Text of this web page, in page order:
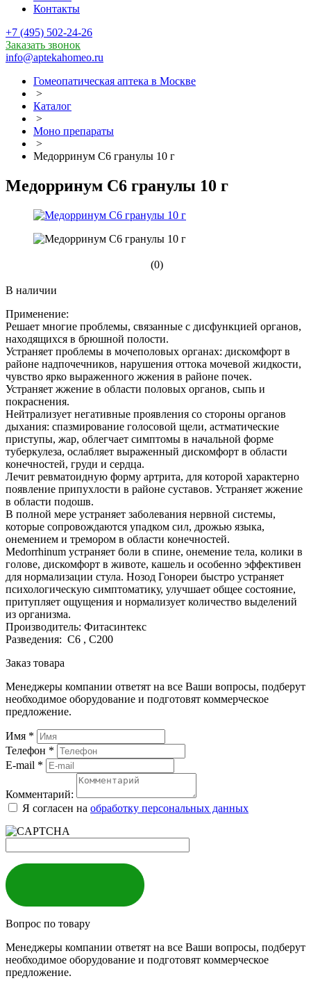
Контакты
+7 (495) 502-24-26
Заказать звонок
info@aptekahomeo.ru
Гомеопатическая аптека в Москве
>
Каталог
>
Моно препараты
>
Медорринум С6 гранулы 10 г
Медорринум С6 гранулы 10 г
(0)
В наличии
Применение:
Решает многие проблемы, связанные с дисфункцией органов,
находящихся в брюшной полости.
Устраняет проблемы в мочеполовых органах: дискомфорт в
районе надпочечников, нарушения оттока мочевой жидкости,
чувство ярко выраженного жжения в районе почек.
Устраняет жжение в области половых органов, сыпь и
покраснения.
Нейтрализует негативные проявления со стороны органов
дыхания: спазмирование голосовой щели, астматические
приступы, жар, облегчает симптомы в начальной форме
туберкулеза, ослабляет выраженный дискомфорт в области
конечностей, груди и сердца.
Лечит ревматоидную форму артрита, для которой характерно
появление припухлости в районе суставов. Устраняет жжение
в области подошв.
В полной мере устраняет заболевания нервной системы,
которые сопровождаются упадком сил, дрожью языка,
онемением и тремором в области конечностей.
Medorrhinum устраняет боли в спине, онемение тела, колики в
голове, дискомфорт в животе, кашель и особенно эффективен
для нормализации стула. Нозод Гонореи быстро устраняет
психологическую симптоматику, улучшает общее состояние,
притупляет ощущения и нормализует количество выделений
из организма.
Производитель: Фитасинтекс
Разведения: С6 , С200
Заказ товара
Менеджеры компании ответят на все Ваши вопросы, подберут
необходимое оборудование и подготовят коммерческое
предложение.
Имя *
Телефон *
E-mail *
Комментарий:
Я согласен на обработку персональных данных
Вопрос по товару
Менеджеры компании ответят на все Ваши вопросы, подберут
необходимое оборудование и подготовят коммерческое
предложение.